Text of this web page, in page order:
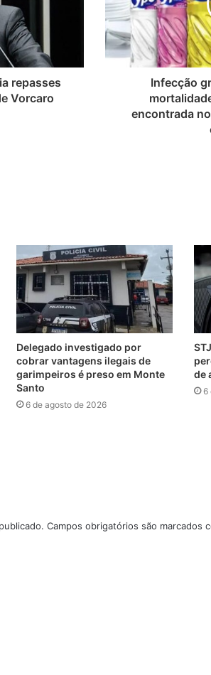
repasses
Vorcaro
Infecção
encontrada
Delegado investigado por
cobrar vantagens ilegais de
garimpeiros é preso em Monte
Santo
6 de agosto de 2026
de
6
Campos obrigatórios são marcados